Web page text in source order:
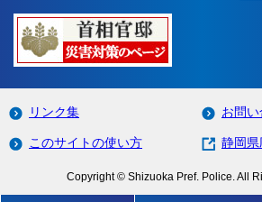
リンク集 お問
このサイトの使い方 静岡県
Copyright © Shizuoka Pref. Police. All